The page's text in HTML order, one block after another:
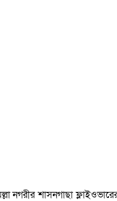
নগরীর শাসনগাছা